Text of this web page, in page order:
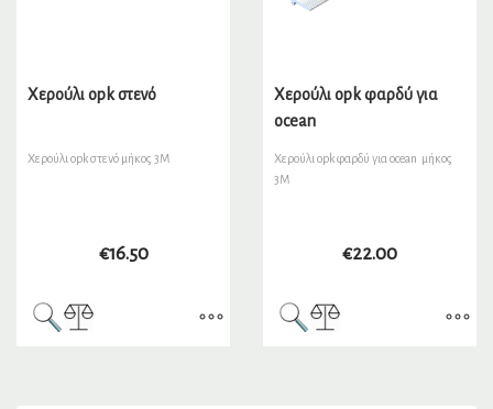
Χερούλι opk στενό
Χερούλι opk στενό μήκος 3Μ
€16.50
Χερούλι opk φαρδύ για
ocean
Χερούλι opk φαρδύ για ocean μήκος
3M
€22.00